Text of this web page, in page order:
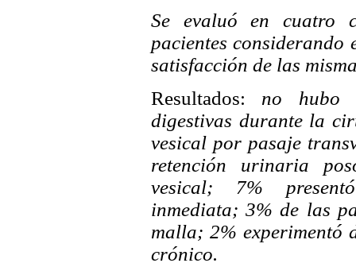
Se evaluó en cuatro
pacientes considerando
satisfacción de las
Resultados: no hubo
digestivas durante la
vesical por pasaje
retención urinaria
vesical; 7%
inmediata; 3% de las
malla; 2% experimentó
crónico.